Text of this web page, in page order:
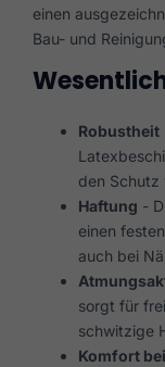
einen
Bau- und
Robustheit
den Schutz
Haftung -
einen
auch bei
sorgt für
schwitzige
Komfort